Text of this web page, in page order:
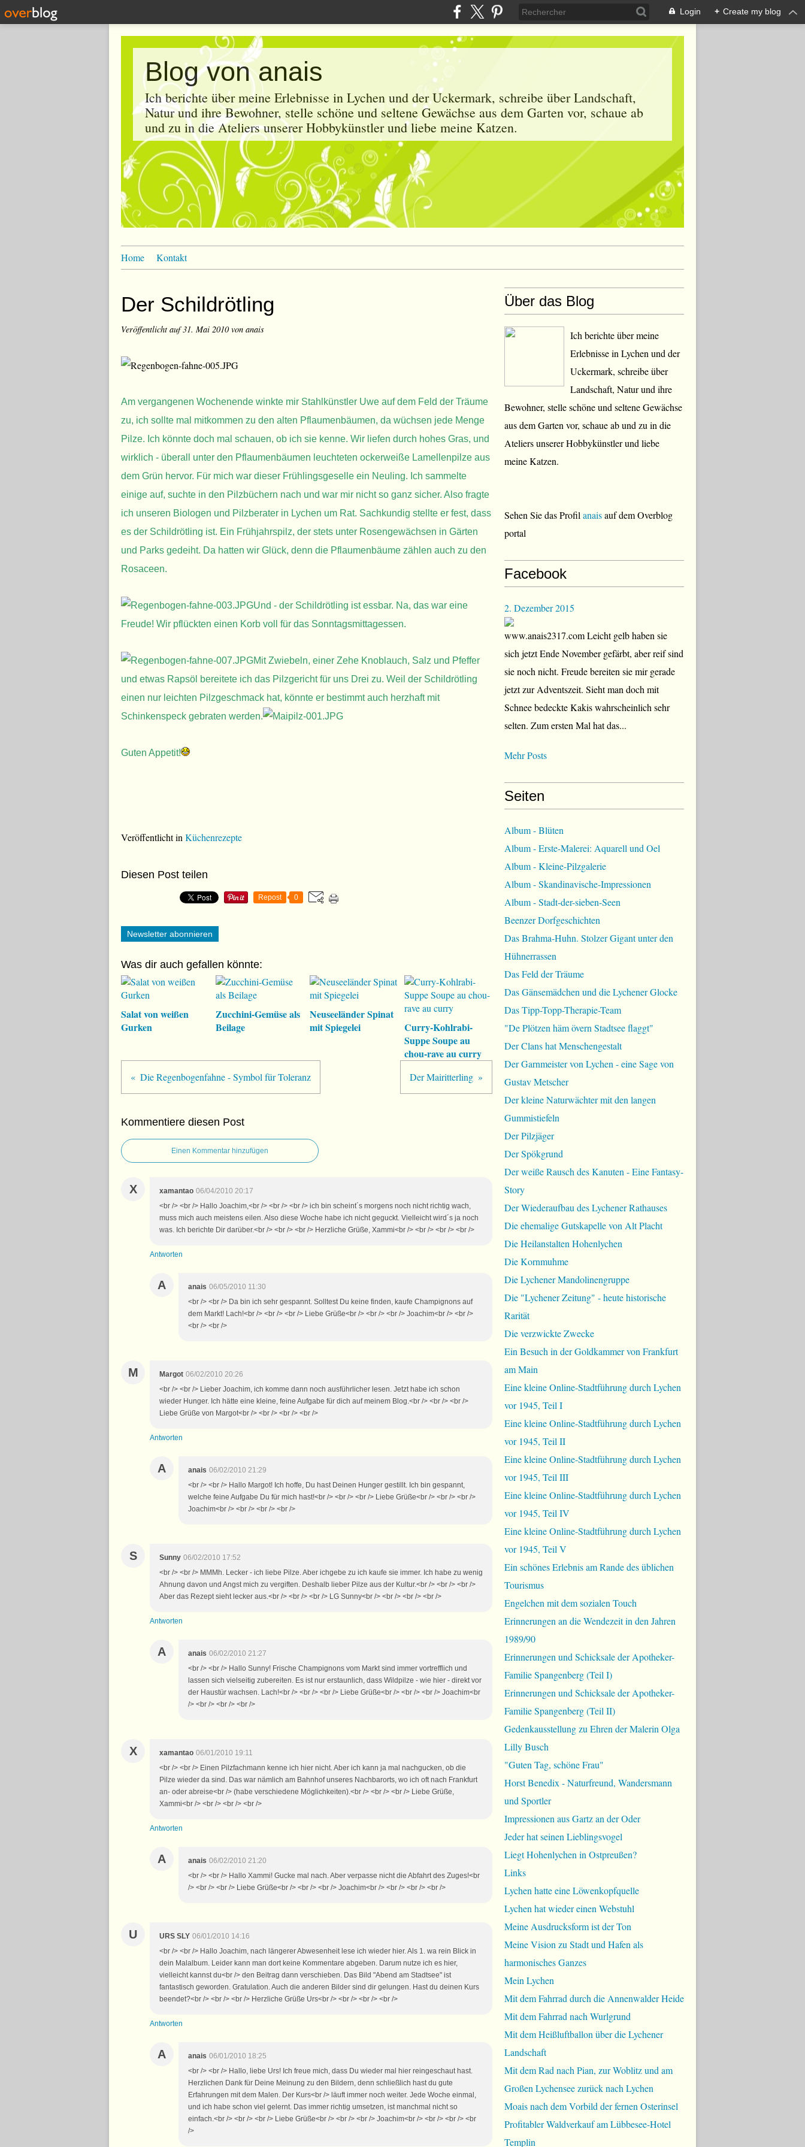
Login + Create my blog
Blog von anais
Ich berichte über meine Erlebnisse in Lychen und der Uckermark, schreibe über Landschaft,
Natur und ihre Bewohner, stelle schöne und seltene Gewächse aus dem Garten vor, schaue ab
und zu in die Ateliers unserer Hobbykünstler und liebe meine Katzen.
Home Kontakt
Der Schildrötling
Veröffentlicht auf31. Mai 2010von anais
Am vergangenen Wochenende winkte mir Stahlkünstler Uwe auf dem Feld der Träume
zu, ich sollte mal mitkommen zu den alten Pflaumenbäumen, da wüchsen jede Menge
Pilze. Ich könnte doch mal schauen, ob ich sie kenne. Wir liefen durch hohes Gras, und
wirklich - überall unter den Pflaumenbäumen leuchteten ockerweiße Lamellenpilze aus
dem Grün hervor. Für mich war dieser Frühlingsgeselle ein Neuling. Ich sammelte
einige auf, suchte in den Pilzbüchern nach und war mir nicht so ganz sicher. Also fragte
ich unseren Biologen und Pilzberater in Lychen um Rat. Sachkundig stellte er fest, dass
es der Schildrötling ist. Ein Frühjahrspilz, der stets unter Rosengewächsen in Gärten
und Parks gedeiht. Da hatten wir Glück, denn die Pflaumenbäume zählen auch zu den
Rosaceen.
Und - der Schildrötling ist essbar. Na, das war eine
Freude! Wir pflückten einen Korb voll für das Sonntagsmittagessen.
Mit Zwiebeln, einer Zehe Knoblauch, Salz und Pfeffer
und etwas Rapsöl bereitete ich das Pilzgericht für uns Drei zu. Weil der Schildrötling
einen nur leichten Pilzgeschmack hat, könnte er bestimmt auch herzhaft mit
Schinkenspeck gebraten werden.
Guten Appetit!
Veröffentlicht in Küchenrezepte
Diesen Post teilen
Repost 0
Newsletter abonnieren
Was dir auch gefallen könnte:
Salat von weißen
Gurken
Zucchini-Gemüse als
Beilage
Neuseeländer Spinat
mit Spiegelei
Curry-Kohlrabi-
Suppe Soupe au
chou-rave au curry
Die Regenbogenfahne - Symbol für Toleranz Der Mairitterling
Kommentiere diesen Post
Einen Kommentar hinzufügen
X xamantao 06/04/2010 20:17
<br /> <br /> Hallo Joachim,<br /> <br /> <br /> ich bin scheint´s morgens noch nicht richtig wach,
muss mich auch meistens eilen. Also diese Woche habe ich nicht geguckt. Vielleicht wird´s ja noch
was. Ich berichte Dir darüber.<br /> <br /> <br /> Herzliche Grüße, Xammi<br /> <br /> <br /> <br />
Antworten
A anais 06/05/2010 11:30
<br /> <br /> Da bin ich sehr gespannt. Solltest Du keine finden, kaufe Champignons auf
dem Markt! Lach!<br /> <br /> <br /> Liebe Grüße<br /> <br /> <br /> Joachim<br /> <br />
<br /> <br />
M Margot 06/02/2010 20:26
<br /> <br /> Lieber Joachim, ich komme dann noch ausführlicher lesen. Jetzt habe ich schon
wieder Hunger. Ich hätte eine kleine, feine Aufgabe für dich auf meinem Blog.<br /> <br /> <br />
Liebe Grüße von Margot<br /> <br /> <br /> <br />
Antworten
A anais 06/02/2010 21:29
<br /> <br /> Hallo Margot! Ich hoffe, Du hast Deinen Hunger gestillt. Ich bin gespannt,
welche feine Aufgabe Du für mich hast!<br /> <br /> <br /> Liebe Grüße<br /> <br /> <br />
Joachim<br /> <br /> <br /> <br />
S Sunny 06/02/2010 17:52
<br /> <br /> MMMh. Lecker - ich liebe Pilze. Aber ichgebe zu ich kaufe sie immer. Ich habe zu wenig
Ahnung davon und Angst mich zu vergiften. Deshalb lieber Pilze aus der Kultur.<br /> <br /> <br />
Aber das Rezept sieht lecker aus.<br /> <br /> <br /> LG Sunny<br /> <br /> <br /> <br />
Antworten
A anais 06/02/2010 21:27
<br /> <br /> Hallo Sunny! Frische Champignons vom Markt sind immer vortrefflich und
lassen sich vielseitig zubereiten. Es ist nur erstaunlich, dass Wildpilze - wie hier - direkt vor
der Haustür wachsen. Lach!<br /> <br /> <br /> Liebe Grüße<br /> <br /> <br /> Joachim<br
/> <br /> <br /> <br />
X xamantao 06/01/2010 19:11
<br /> <br /> Einen Pilzfachmann kenne ich hier nicht. Aber ich kann ja mal nachgucken, ob die
Pilze wieder da sind. Das war nämlich am Bahnhof unseres Nachbarorts, wo ich oft nach Frankfurt
an- oder abreise<br /> (habe verschiedene Möglichkeiten).<br /> <br /> <br /> Liebe Grüße,
Xammi<br /> <br /> <br /> <br />
Antworten
A anais 06/02/2010 21:20
<br /> <br /> Hallo Xammi! Gucke mal nach. Aber verpasse nicht die Abfahrt des Zuges!<br
/> <br /> <br /> Liebe Grüße<br /> <br /> <br /> Joachim<br /> <br /> <br /> <br />
U URS SLY 06/01/2010 14:16
<br /> <br /> Hallo Joachim, nach längerer Abwesenheit lese ich wieder hier. Als 1. wa rein Blick in
dein Malalbum. Leider kann man dort keine Kommentare abgeben. Darum nutze ich es hier,
vielleicht kannst du<br /> den Beitrag dann verschieben. Das Bild "Abend am Stadtsee" ist
fantastisch geworden. Gratulation. Auch die anderen Bilder sind dir gelungen. Hast du deinen Kurs
beendet?<br /> <br /> <br /> Herzliche Grüße Urs<br /> <br /> <br /> <br />
Antworten
A anais 06/01/2010 18:25
<br /> <br /> Hallo, liebe Urs! Ich freue mich, dass Du wieder mal hier reingeschaut hast.
Herzlichen Dank für Deine Meinung zu den Bildern, denn schließlich hast du gute
Erfahrungen mit dem Malen. Der Kurs<br /> läuft immer noch weiter. Jede Woche einmal,
und ich habe schon viel gelernt. Das immer richtig umsetzen, ist manchmal nicht so
einfach.<br /> <br /> <br /> Liebe Grüße<br /> <br /> <br /> Joachim<br /> <br /> <br /> <br
/>
Über das Blog
Ich berichte über meine
Erlebnisse in Lychen und der
Uckermark, schreibe über
Landschaft, Natur und ihre
Bewohner, stelle schöne und seltene Gewächse
aus dem Garten vor, schaue ab und zu in die
Ateliers unserer Hobbykünstler und liebe
meine Katzen.
Sehen Sie das Profil anaisauf dem Overblog
portal
Facebook
2. Dezember 2015
www.anais2317.com Leicht gelb haben sie
sich jetzt Ende November gefärbt, aber reif sind
sie noch nicht. Freude bereiten sie mir gerade
jetzt zur Adventszeit. Sieht man doch mit
Schnee bedeckte Kakis wahrscheinlich sehr
selten. Zum ersten Mal hat das...
Mehr Posts
Seiten
Album - Blüten
Album - Erste-Malerei: Aquarell und Oel
Album - Kleine-Pilzgalerie
Album - Skandinavische-Impressionen
Album - Stadt-der-sieben-Seen
Beenzer Dorfgeschichten
Das Brahma-Huhn. Stolzer Gigant unter den
Hühnerrassen
Das Feld der Träume
Das Gänsemädchen und die Lychener Glocke
Das Tipp-Topp-Therapie-Team
"De Plötzen häm övern Stadtsee flaggt"
Der Clans hat Menschengestalt
Der Garnmeister von Lychen - eine Sage von
Gustav Metscher
Der kleine Naturwächter mit den langen
Gummistiefeln
Der Pilzjäger
Der Spökgrund
Der weiße Rausch des Kanuten - Eine Fantasy-
Story
Der Wiederaufbau des Lychener Rathauses
Die ehemalige Gutskapelle von Alt Placht
Die Heilanstalten Hohenlychen
Die Kornmuhme
Die Lychener Mandolinengruppe
Die "Lychener Zeitung" - heute historische
Rarität
Die verzwickte Zwecke
Ein Besuch in der Goldkammer von Frankfurt
am Main
Eine kleine Online-Stadtführung durch Lychen
vor 1945, Teil I
Eine kleine Online-Stadtführung durch Lychen
vor 1945, Teil II
Eine kleine Online-Stadtführung durch Lychen
vor 1945, Teil III
Eine kleine Online-Stadtführung durch Lychen
vor 1945, Teil IV
Eine kleine Online-Stadtführung durch Lychen
vor 1945, Teil V
Ein schönes Erlebnis am Rande des üblichen
Tourismus
Engelchen mit dem sozialen Touch
Erinnerungen an die Wendezeit in den Jahren
1989/90
Erinnerungen und Schicksale der Apotheker-
Familie Spangenberg (Teil I)
Erinnerungen und Schicksale der Apotheker-
Familie Spangenberg (Teil II)
Gedenkausstellung zu Ehren der Malerin Olga
Lilly Busch
"Guten Tag, schöne Frau"
Horst Benedix - Naturfreund, Wandersmann
und Sportler
Impressionen aus Gartz an der Oder
Jeder hat seinen Lieblingsvogel
Liegt Hohenlychen in Ostpreußen?
Links
Lychen hatte eine Löwenkopfquelle
Lychen hat wieder einen Webstuhl
Meine Ausdrucksform ist der Ton
Meine Vision zu Stadt und Hafen als
harmonisches Ganzes
Mein Lychen
Mit dem Fahrrad durch die Annenwalder Heide
Mit dem Fahrrad nach Wurlgrund
Mit dem Heißluftballon über die Lychener
Landschaft
Mit dem Rad nach Pian, zur Woblitz und am
Großen Lychensee zurück nach Lychen
Moais nach dem Vorbild der fernen Osterinsel
Profitabler Waldverkauf am Lübbesee-Hotel
Templin